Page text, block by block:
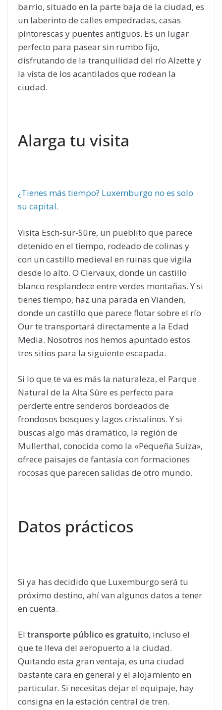
barrio, situado en la parte baja de la ciudad, es
un laberinto de calles empedradas, casas
pintorescas y puentes antiguos. Es un lugar
perfecto para pasear sin rumbo fijo,
disfrutando de la tranquilidad del río Alzette y
la vista de los acantilados que rodean la
ciudad.
Alarga tu visita
¿Tienes más tiempo? Luxemburgo no es solo
su capital.
Visita Esch-sur-Sûre, un pueblito que parece
detenido en el tiempo, rodeado de colinas y
con un castillo medieval en ruinas que vigila
desde lo alto. O Clervaux, donde un castillo
blanco resplandece entre verdes montañas. Y si
tienes tiempo, haz una parada en Vianden,
donde un castillo que parece flotar sobre el río
Our te transportará directamente a la Edad
Media. Nosotros nos hemos apuntado estos
tres sitios para la siguiente escapada.
Si lo que te va es más la naturaleza, el Parque
Natural de la Alta Sûre es perfecto para
perderte entre senderos bordeados de
frondosos bosques y lagos cristalinos. Y si
buscas algo más dramático, la región de
Mullerthal, conocida como la «Pequeña Suiza»,
ofrece paisajes de fantasía con formaciones
rocosas que parecen salidas de otro mundo.
Datos prácticos
Si ya has decidido que Luxemburgo será tu
próximo destino, ahí van algunos datos a tener
en cuenta.
El transporte público es gratuito, incluso el
que te lleva del aeropuerto a la ciudad.
Quitando esta gran ventaja, es una ciudad
bastante cara en general y el alojamiento en
particular. Si necesitas dejar el equipaje, hay
consigna en la estación central de tren.